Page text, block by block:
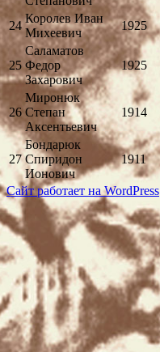
24
Королев Иван
Михеевич
1925
25
Саламатов
Федор
Захарович
1925
26
Миронюк
Степан
Аксентьевич
1914
27
Бондарюк
Спиридон
Ионович
1911
Сайт работает на WordPress